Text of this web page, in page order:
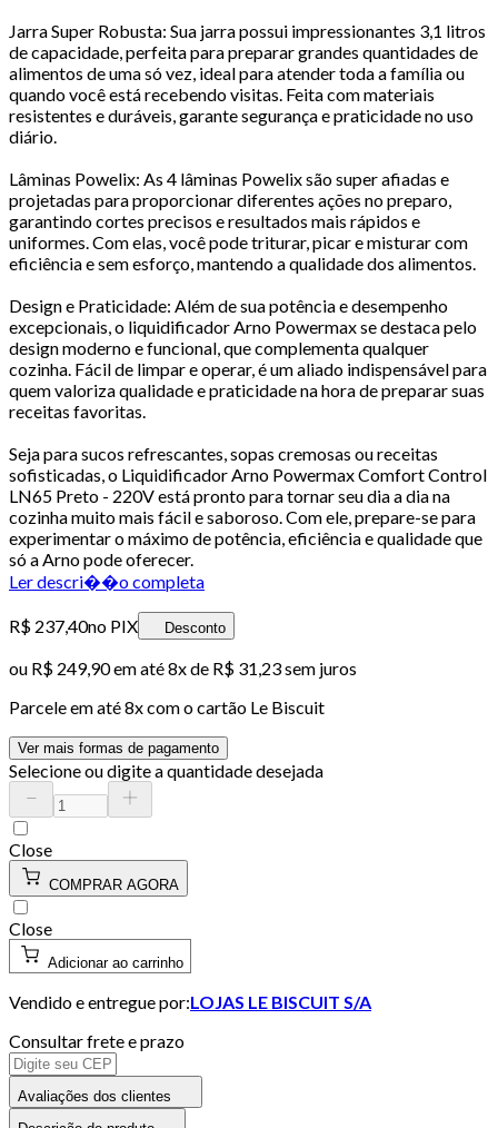
Jarra Super Robusta: Sua jarra possui impressionantes 3,1 litros
de capacidade, perfeita para preparar grandes quantidades de
alimentos de uma só vez, ideal para atender toda a família ou
quando você está recebendo visitas. Feita com materiais
resistentes e duráveis, garante segurança e praticidade no uso
diário.
Lâminas Powelix: As 4 lâminas Powelix são super afiadas e
projetadas para proporcionar diferentes ações no preparo,
garantindo cortes precisos e resultados mais rápidos e
uniformes. Com elas, você pode triturar, picar e misturar com
eficiência e sem esforço, mantendo a qualidade dos alimentos.
Design e Praticidade: Além de sua potência e desempenho
excepcionais, o liquidificador Arno Powermax se destaca pelo
design moderno e funcional, que complementa qualquer
cozinha. Fácil de limpar e operar, é um aliado indispensável para
quem valoriza qualidade e praticidade na hora de preparar suas
receitas favoritas.
Seja para sucos refrescantes, sopas cremosas ou receitas
sofisticadas, o Liquidificador Arno Powermax Comfort Control
LN65 Preto - 220V está pronto para tornar seu dia a dia na
cozinha muito mais fácil e saboroso. Com ele, prepare-se para
experimentar o máximo de potência, eficiência e qualidade que
só a Arno pode oferecer.
Ler descri��o completa
R$ 237,40no PIX Desconto
ou R$ 249,90em até8x de R$ 31,23 sem juros
Parcele em até8x com o cartão Le Biscuit
Ver mais formas de pagamento
Selecione ou digite a quantidade desejada
Close
COMPRAR AGORA
Close
Adicionar ao carrinho
Vendido e entregue por:LOJAS LE BISCUIT S/A
Consultar frete e prazo
Avaliações dos clientes